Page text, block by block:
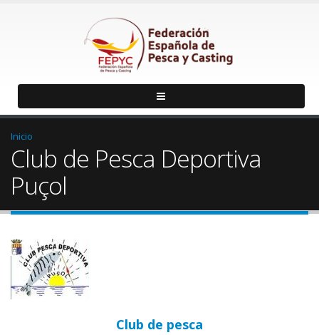
Inicio
Club de Pesca Deportiva
Puçol
Club de pesca